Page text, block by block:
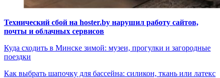
Технический сбой на hoster.by нарушил работу сайтов,
почты и облачных сервисов
Куда сходить в Минске зимой: музеи, прогулки и загородные
поездки
Как выбрать шапочку для бассейна: силикон, ткань или латекс